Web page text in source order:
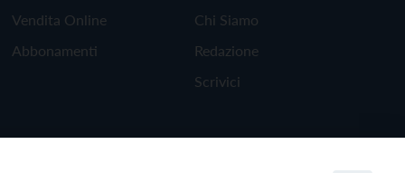
Vendita Online
Abbonamenti
Chi Siamo
Redazione
Scrivici